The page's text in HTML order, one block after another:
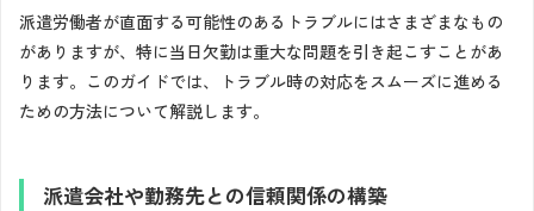
派遣労働者が直面する可能性のあるトラブルにはさまざまなもの
がありますが、特に当日欠勤は重大な問題を引き起こすことがあ
ります。このガイドでは、トラブル時の対応をスムーズに進める
ための方法について解説します。
派遣会社や勤務先との信頼関係の構築